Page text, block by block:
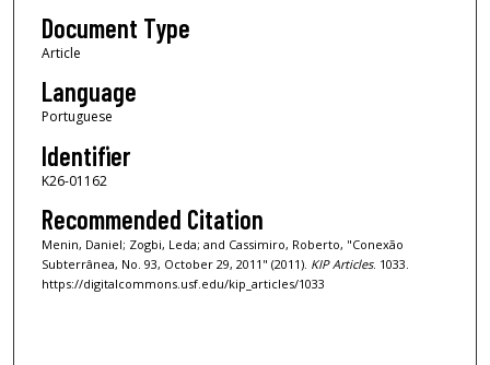
Document Type
Article
Language
Portuguese
Identifier
K26-01162
Recommended Citation
Menin, Daniel; Zogbi, Leda; and Cassimiro, Roberto, "Conexão
Subterrânea, No. 93, October 29, 2011" (2011). KIP Articles. 1033.
https://digitalcommons.usf.edu/kip_articles/1033